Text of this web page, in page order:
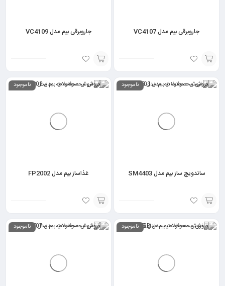
جاروبرقی بیم مدل VC4107
گزینه
جاروبرقی بیم مدل VC4109
گزینه
ناموجود
ساندویچ ساز بیم مدل SM4403
گزینه
ناموجود
غذاساز بیم مدل FP2002
گزینه
ناموجود ناموجود